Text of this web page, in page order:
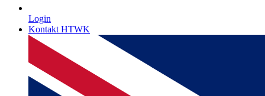
Login
Kontakt HTWK